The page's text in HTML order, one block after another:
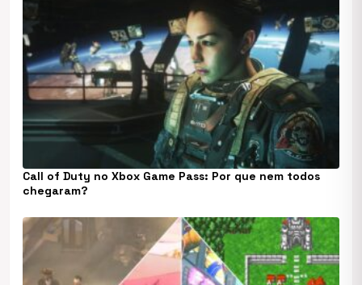
Call of Duty no Xbox Game Pass: Por que nem todos
chegaram?